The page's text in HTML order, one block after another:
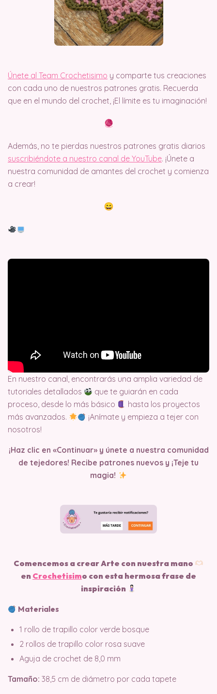
Únete al Team Crochetisimo y comparte tus creaciones
con cada uno de nuestros patrones gratis. Recuerda
que en el mundo del crochet, ¡El límite es tu imaginación!
Además, no te pierdas nuestros patrones gratis diarios
suscribiéndote a nuestro canal de YouTube. ¡Únete a
nuestra comunidad de amantes del crochet y comienza
a crear!
En nuestro canal, encontrarás una amplia variedad de
tutoriales detallados
que te guiarán en cada
proceso, desde lo más básico
hasta los proyectos
más avanzados.
¡Anímate y empieza a tejer con
nosotros!
¡Haz clic en «Continuar» y únete a nuestra comunidad
de tejedores! Recibe patrones nuevos y ¡Teje tu
magia!
Comencemos a crear Arte con nuestra mano
en Crochetisimo con esta hermosa frase de
inspiración
Materiales
1 rollo de trapillo color verde bosque
2 rollos de trapillo color rosa suave
Aguja de crochet de 8,0 mm
Tamaño: 38,5 cm de diámetro por cada tapete